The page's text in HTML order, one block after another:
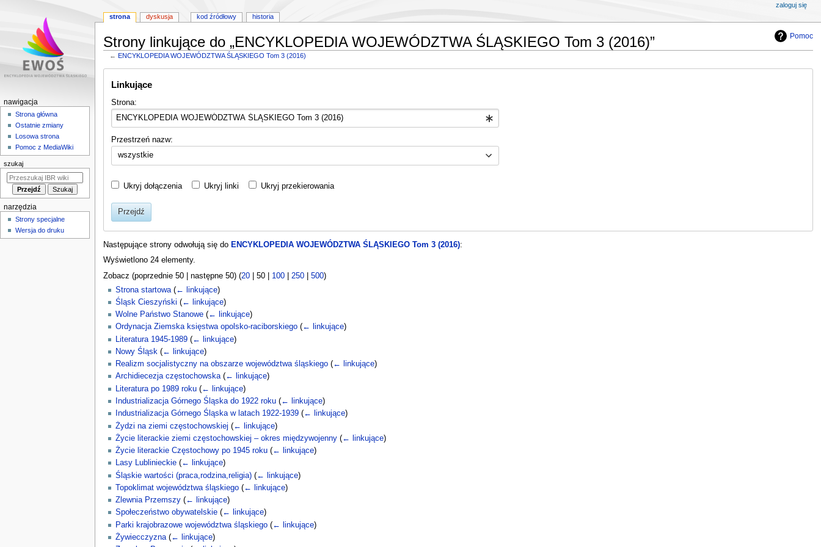
Pomoc
Strony linkujące do „ENCYKLOPEDIA WOJEWÓDZTWA ŚLĄSKIEGO Tom 3 (2016)”
← ENCYKLOPEDIA WOJEWÓDZTWA ŚLĄSKIEGO Tom 3 (2016)
Linkujące
Strona:
Przestrzeń nazw:
wszystkie
Ukryj dołączenia Ukryj linki Ukryj przekierowania
Przejdź
Następujące strony odwołują się do ENCYKLOPEDIA WOJEWÓDZTWA ŚLĄSKIEGO Tom 3 (2016):
Wyświetlono 24 elementy.
Zobacz (poprzednie 50| następne 50) (20| 50| 100| 250| 500)
Strona startowa (← linkujące)
Śląsk Cieszyński (← linkujące)
Wolne Państwo Stanowe (← linkujące)
Ordynacja Ziemska księstwa opolsko-raciborskiego (← linkujące)
Literatura 1945-1989 (← linkujące)
Nowy Śląsk (← linkujące)
Realizm socjalistyczny na obszarze województwa śląskiego (← linkujące)
Archidiecezja częstochowska (← linkujące)
Literatura po 1989 roku (← linkujące)
Industrializacja Górnego Śląska do 1922 roku (← linkujące)
Industrializacja Górnego Śląska w latach 1922-1939 (← linkujące)
Żydzi na ziemi częstochowskiej (← linkujące)
Życie literackie ziemi częstochowskiej – okres międzywojenny (← linkujące)
Życie literackie Częstochowy po 1945 roku (← linkujące)
Lasy Lublinieckie (← linkujące)
Śląskie wartości (praca,rodzina,religia) (← linkujące)
Topoklimat województwa śląskiego (← linkujące)
Zlewnia Przemszy (← linkujące)
Społeczeństwo obywatelskie (← linkujące)
Parki krajobrazowe województwa śląskiego (← linkujące)
Żywiecczyzna (← linkujące)
M
n
a
w
i
g
c
strona dyskusja kod źródłowy historia
zaloguj się
nawigacja
Strona główna
Ostatnie zmiany
Losowa strona
Pomoc z MediaWiki
szukaj
narzędzia
Strony specjalne
Wersja do druku